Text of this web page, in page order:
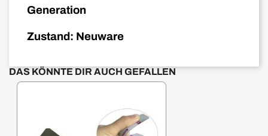
Generation
Zustand: Neuware
DAS KÖNNTE DIR AUCH GEFALLEN